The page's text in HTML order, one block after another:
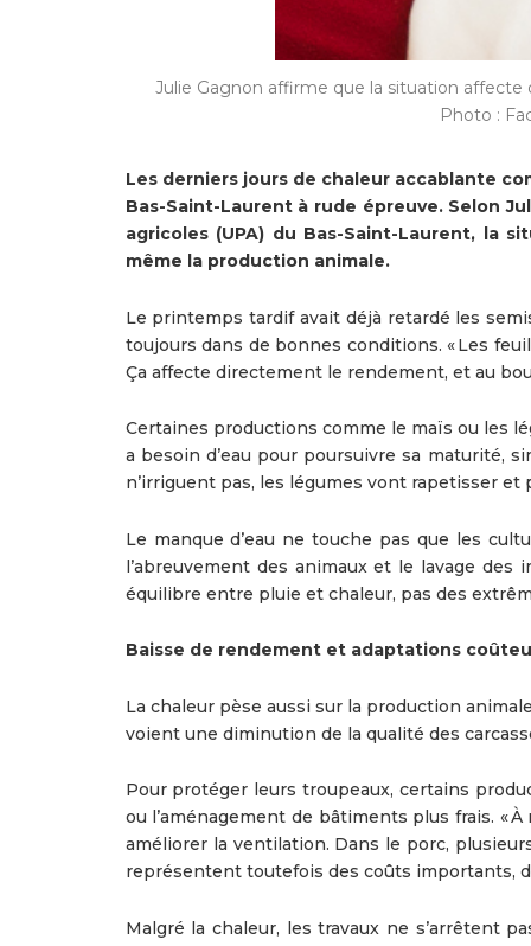
Julie Gagnon affirme que la situation
Photo :
Les derniers jours de chaleur accablante
Bas-Saint-Laurent à rude épreuve. Selon
agricoles (UPA) du Bas-Saint-Laurent, la
même la production animale.
Le printemps tardif avait déjà retardé les
toujours dans de bonnes conditions. « Les
Ça affecte directement le rendement, et au
Certaines productions comme le maïs ou les
a besoin d’eau pour poursuivre sa maturité,
n’irriguent pas, les légumes vont rapetisser et
Le manque d’eau ne touche pas que les
l’abreuvement des animaux et le lavage
équilibre entre pluie et chaleur, pas des
Baisse de rendement et adaptations
La chaleur pèse aussi sur la production
voient une diminution de la qualité des
Pour protéger leurs troupeaux, certains
ou l’aménagement de bâtiments plus frais. «
améliorer la ventilation. Dans le porc,
représentent toutefois des coûts importants,
Malgré la chaleur, les travaux ne s’arrêtent